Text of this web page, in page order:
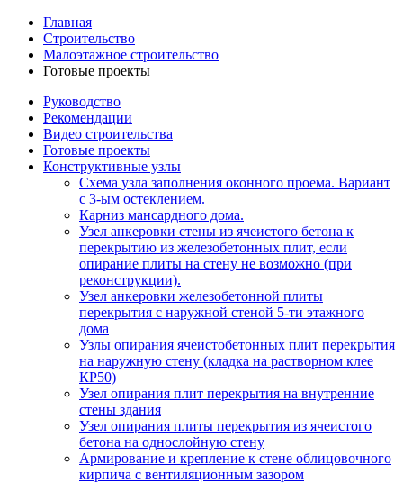
Главная
Строительство
Малоэтажное строительство
Готовые проекты
Руководство
Рекомендации
Видео строительства
Готовые проекты
Конструктивные узлы
Схема узла заполнения оконного проема. Вариант
с 3-ым остеклением.
Карниз мансардного дома.
Узел анкеровки стены из ячеистого бетона к
перекрытию из железобетонных плит, если
опирание плиты на стену не возможно (при
реконструкции).
Узел анкеровки железобетонной плиты
перекрытия с наружной стеной 5-ти этажного
дома
Узлы опирания ячеистобетонных плит перекрытия
на наружную стену (кладка на растворном клее
КР50)
Узел опирания плит перекрытия на внутренние
стены здания
Узел опирания плиты перекрытия из ячеистого
бетона на однослойную стену
Армирование и крепление к стене облицовочного
кирпича с вентиляционным зазором